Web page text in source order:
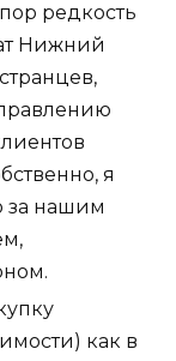
редкость
Нижний
я
за нашим
как в